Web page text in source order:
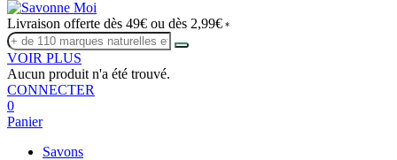
Livraison offerte dès 49€ ou dès 2,99€ *
VOIR PLUS
Aucun produit n'a été trouvé.
CONNECTER
0
Panier
Savons